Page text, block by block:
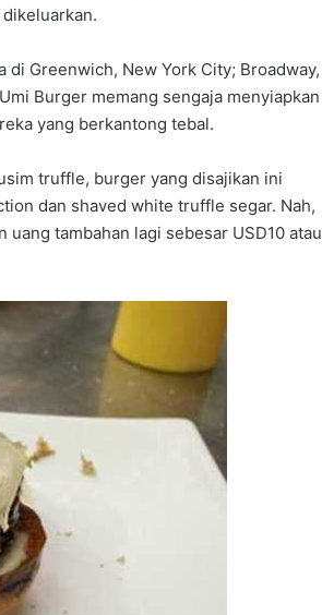
Greenwich, New York City; Broadway,
Burger memang sengaja menyiapkan
yang berkantong tebal.
truffle, burger yang disajikan ini
dan shaved white truffle segar. Nah,
tambahan lagi sebesar USD10 atau